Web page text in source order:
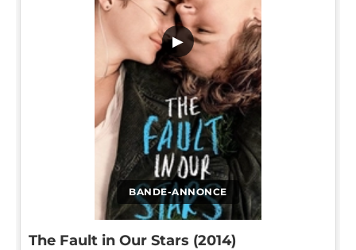
BANDE-ANNONCE
▶
The Fault in Our Stars (2014)